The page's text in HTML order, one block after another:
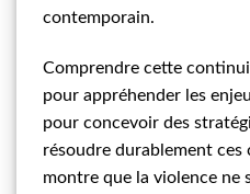
contemporain.
Comprendre cette
pour appréhender les
pour concevoir des
résoudre durablement ces
montre que la violence ne